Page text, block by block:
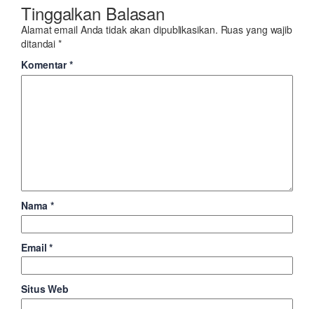
Tinggalkan Balasan
Alamat email Anda tidak akan dipublikasikan. Ruas yang wajib
ditandai*
Komentar*
Nama *
Email*
Situs Web